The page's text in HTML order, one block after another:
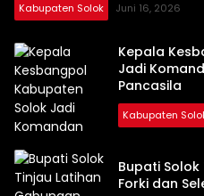
Kabupaten Solok Juni 16, 2026
Kepala
Jadi
Pancasila
Kabupaten
Bupati
Forki dan